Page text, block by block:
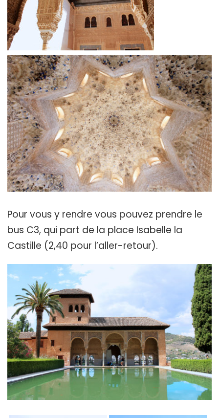
Pour vous y rendre vous pouvez prendre le
bus C3, qui part de la place Isabelle la
Castille (2,40 pour l’aller-retour).